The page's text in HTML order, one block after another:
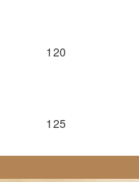
120
125